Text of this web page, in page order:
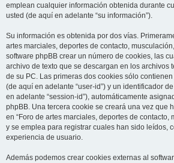
emplean cualquier información obtenida durante
usted (de aquí en adelante “su información”).
Su información es obtenida por dos vías.
artes marciales, deportes de contacto,
software phpBB crear un número de cookies, las
archivo de texto que se descargan en los archivos
de su PC. Las primeras dos cookies sólo
(de aquí en adelante “user-id”) y un identificador
en adelante “session-id”), automáticamente
phpBB. Una tercera cookie se creará una vez que
en “Foro de artes marciales, deportes de contacto,
y se emplea para registrar cuales han sido leídos,
experiencia de usuario.
Además podemos crear cookies externas al